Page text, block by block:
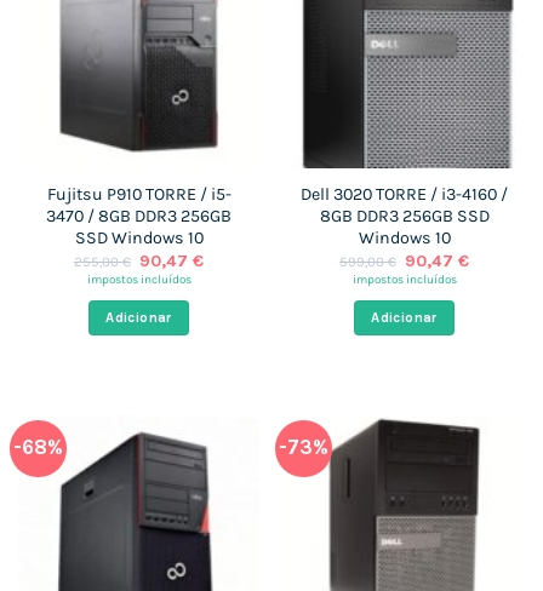
Fujitsu P910 TORRE / i5-
3470 / 8GB DDR3 256GB
SSD Windows 10
255,00€ O
preço
era:
255,00 €.
90,47€O
impostos incluídos
Adicionar
Dell 3020 TORRE / i3-4160 /
8GB DDR3 256GB SSD
Windows 10
599,00€ O
preço
era:
599,00 €.
90,47€O
impostos incluídos
Adicionar
-68% -73%